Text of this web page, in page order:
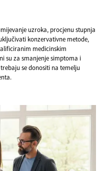
uzroka, procjenu stupnja
konzervativne metode,
medicinskim
su za smanjenje simptoma i
se donositi na temelju